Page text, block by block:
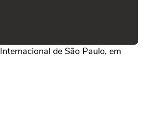
de São Paulo, em